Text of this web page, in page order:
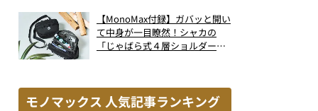
【MonoMax付録】ガバッと開い
て中身が一目瞭然！シャカの
「じゃばら式４層ショルダーバ
モノマックス 人気記事ランキング